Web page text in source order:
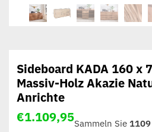
Sideboard KADA 160 x
Massiv-Holz Akazie
Anrichte
€1.109,95Sammeln Sie 1109